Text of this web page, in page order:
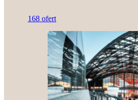
168 ofert